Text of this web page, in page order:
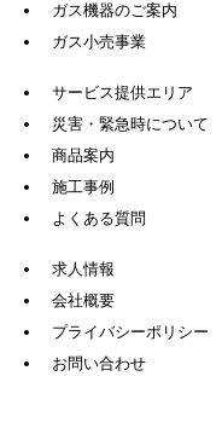
ガス機器のご案内
ガス小売事業
サービス提供エリア
災害・緊急時について
商品案内
施工事例
よくある質問
求人情報
会社概要
プライバシーポリシー
お問い合わせ